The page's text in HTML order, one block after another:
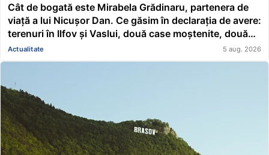
Cât de bogată este Mirabela Grădinaru, partenera de
viață a lui Nicușor Dan. Ce găsim în declarația de avere:
terenuri în Ilfov și Vaslui, două case moștenite, două
mașini, acțiuni Renault și un împrumut de peste
116.000 de lei acordat unei asociații
Actualitate 5 aug. 2026